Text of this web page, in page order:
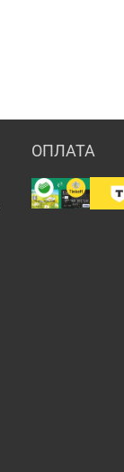
ОПЛАТА